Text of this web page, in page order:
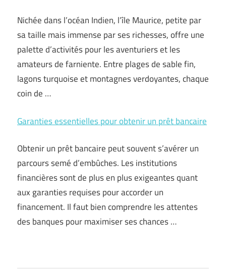
Nichée dans l’océan Indien, l’île Maurice, petite par
sa taille mais immense par ses richesses, offre une
palette d’activités pour les aventuriers et les
amateurs de farniente. Entre plages de sable fin,
lagons turquoise et montagnes verdoyantes, chaque
coin de …
Garanties essentielles pour obtenir un prêt bancaire
Obtenir un prêt bancaire peut souvent s’avérer un
parcours semé d’embûches. Les institutions
financières sont de plus en plus exigeantes quant
aux garanties requises pour accorder un
financement. Il faut bien comprendre les attentes
des banques pour maximiser ses chances …